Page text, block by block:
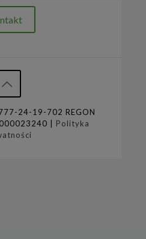
24-19-702 REGON
| Polityka